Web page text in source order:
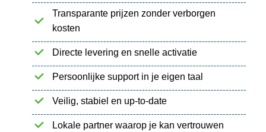
Transparante prijzen zonder verborgen
kosten
Directe levering en snelle activatie
Persoonlijke support in je eigen taal
Veilig, stabiel en up-to-date
Lokale partner waarop je kan vertrouwen